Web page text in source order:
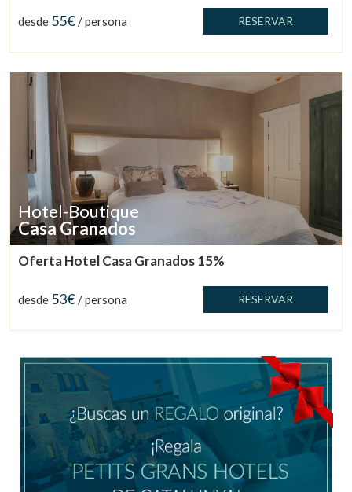
desde 55€/ persona RESERVAR
Hotel-Boutique
Casa Granados
Oferta Hotel Casa Granados 15%
desde 53€/ persona RESERVAR